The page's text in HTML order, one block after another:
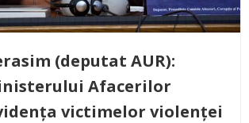
(deputat AUR):
Afacerilor
victimelor violenței